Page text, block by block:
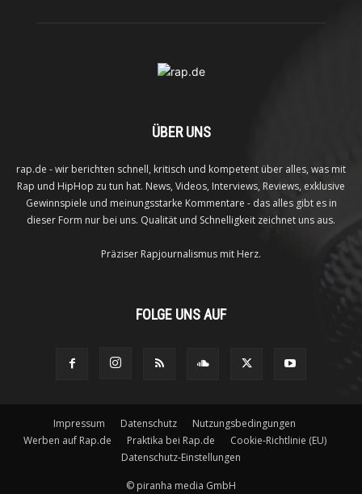
ÜBER UNS
rap.de - wir berichten schnell, kritisch und kompetent über alles, was mit
Rap und HipHop zu tun hat. News, Videos, Interviews, Reviews, exklusive
Gewinnspiele und meinungsstarke Kommentare - das alles gibt es in
dieser Form nur bei uns. Qualität und Schnelligkeit zeichnet uns aus.
Präziser Rapjournalismus mit Herz.
FOLGE UNS AUF
Impressum Datenschutz
Nutzungsbedingungen
Werben auf Rap.de
Praktika bei Rap.de
Cookie-Richtlinie (EU)
Datenschutz-Einstellungen
© piranha media GmbH